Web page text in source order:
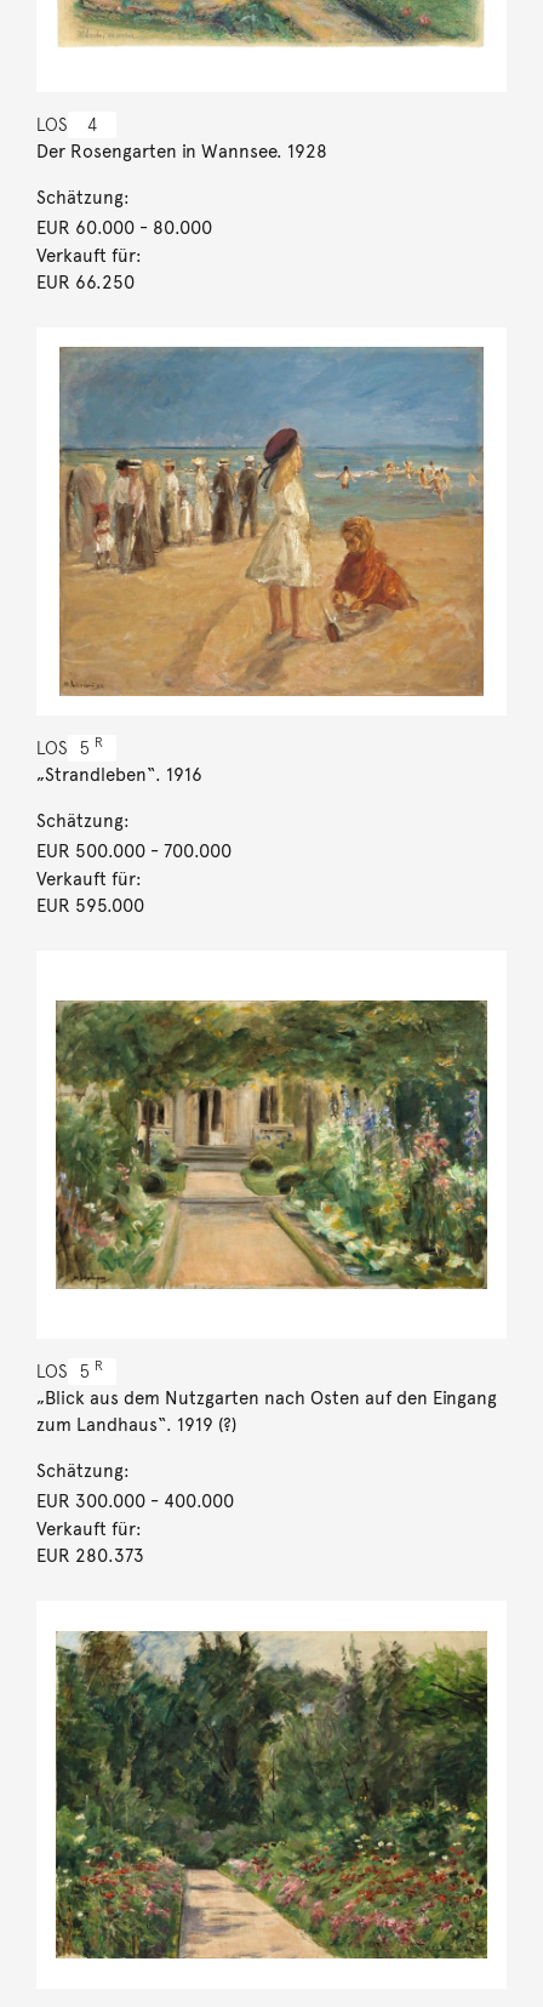
LOS 4
Der Rosengarten in Wannsee. 1928
Schätzung:
EUR 60.000- 80.000
Verkauft für:
EUR 66.250
LOS 5 R
„Strandleben“. 1916
Schätzung:
EUR 500.000- 700.000
Verkauft für:
EUR 595.000
LOS 5 R
„Blick aus dem Nutzgarten nach Osten auf den Eingang
zum Landhaus“. 1919 (?)
Schätzung:
EUR 300.000- 400.000
Verkauft für:
EUR 280.373